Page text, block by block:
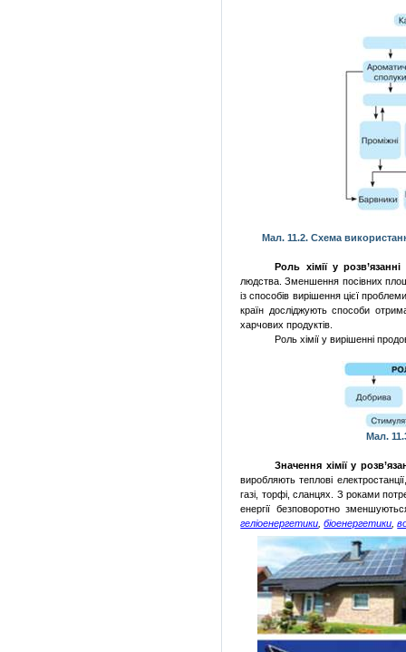
Мал. 11.2. Схема
Роль хімії у
людства. Зменшення посівних площ
із способів вирішення цієї
країн досліджують способи
харчових продуктів.
Роль хімії у вирішенні
Мал.
Значення хімії у
виробляють теплові
газі, торфі, сланцях. З роками
енергії безповоротно
геліоенергетики ,біоенергетики ,